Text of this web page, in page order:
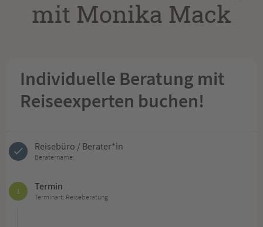
mit Monika Mack
Individuelle Beratung mit
Reiseexperten buchen!
Reisebüro / Berater*in
Beratername:
1 Termin
Terminart: Reiseberatung